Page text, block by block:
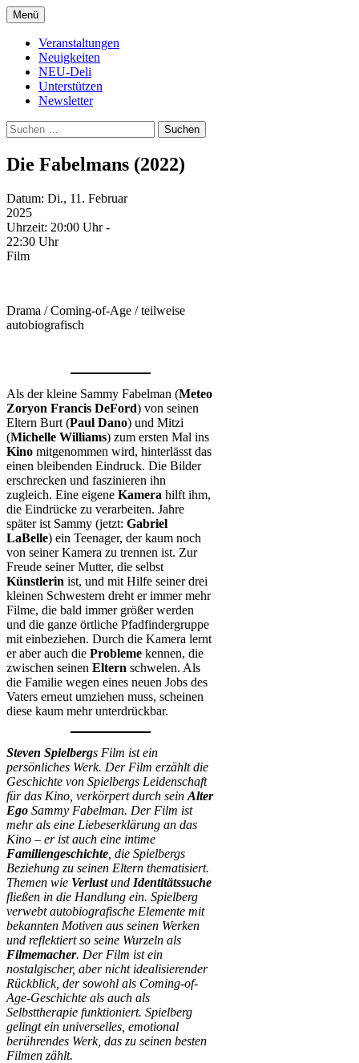
Zum
Inhalt
springen
NeuDeli Einbeck
Menü
Veranstaltungen
Neuigkeiten
NEU-Deli
Unterstützen
Newsletter
Suchen
nach:
Die Fabelmans (2022)
Datum: Di., 11. Februar
2025
Uhrzeit: 20:00 Uhr -
22:30 Uhr
Film
Drama / Coming-of-Age / teilweise
autobiografisch
Als der kleine Sammy Fabelman (Meteo
Zoryon Francis DeFord) von seinen
Eltern Burt (Paul Dano) und Mitzi
(Michelle Williams) zum ersten Mal ins
Kino mitgenommen wird, hinterlässt das
einen bleibenden Eindruck. Die Bilder
erschrecken und faszinieren ihn
zugleich. Eine eigene Kamera hilft ihm,
die Eindrücke zu verarbeiten. Jahre
später ist Sammy (jetzt: Gabriel
LaBelle) ein Teenager, der kaum noch
von seiner Kamera zu trennen ist. Zur
Freude seiner Mutter, die selbst
Künstlerin ist, und mit Hilfe seiner drei
kleinen Schwestern dreht er immer mehr
Filme, die bald immer größer werden
und die ganze örtliche Pfadfindergruppe
mit einbeziehen. Durch die Kamera lernt
er aber auch die Probleme kennen, die
zwischen seinen Eltern schwelen. Als
die Familie wegen eines neuen Jobs des
Vaters erneut umziehen muss, scheinen
diese kaum mehr unterdrückbar.
Steven Spielbergs Film ist ein
persönliches Werk. Der Film erzählt die
Geschichte von Spielbergs Leidenschaft
für das Kino, verkörpert durch sein Alter
Ego Sammy Fabelman. Der Film ist
mehr als eine Liebeserklärung an das
Kino – er ist auch eine intime
Familiengeschichte , die Spielbergs
Beziehung zu seinen Eltern thematisiert.
Themen wie Verlustund Identitätssuche
fließen in die Handlung ein. Spielberg
verwebt autobiografische Elemente mit
bekannten Motiven aus seinen Werken
und reflektiert so seine Wurzeln als
Filmemacher. Der Film ist ein
nostalgischer, aber nicht idealisierender
Rückblick, der sowohl als Coming-of-
Age-Geschichte als auch als
Selbsttherapie funktioniert. Spielberg
gelingt ein universelles, emotional
berührendes Werk, das zu seinen besten
Filmen zählt.